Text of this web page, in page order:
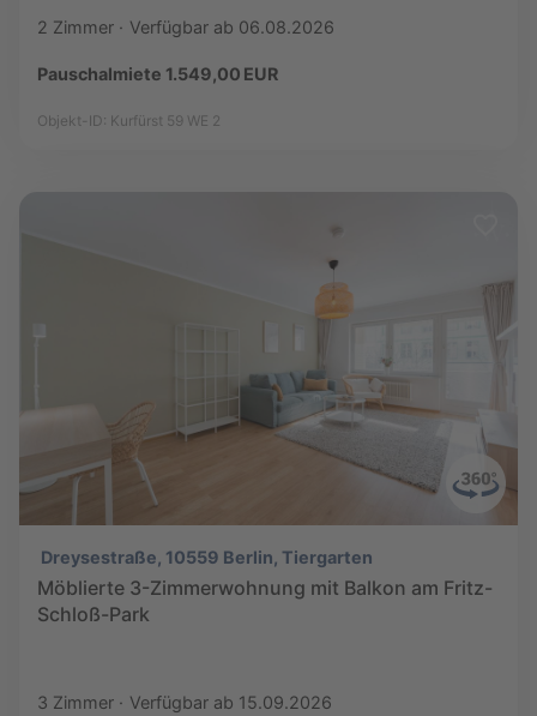
2 Zimmer Verfügbar ab 06.08.2026
Pauschalmiete 1.549,00 EUR
Objekt-ID: Kurfürst 59 WE 2
Dreysestraße, 10559 Berlin, Tiergarten
Möblierte 3-Zimmerwohnung mit Balkon am Fritz-
Schloß-Park
3 Zimmer Verfügbar ab 15.09.2026